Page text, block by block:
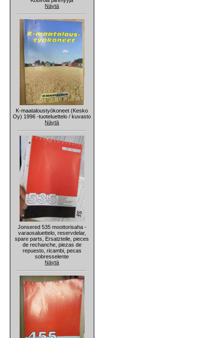
Näytä
K-maataloustyökoneet (Kesko
Oy) 1996 -tuoteluettelo / kuvasto
Näytä
Jonsered 535 moottorisaha -
varaosaluettelo, reservdelar,
spare parts, Ersatzteile, pieces
de rechanche, piezas de
repuesto, ricambi, pecas
sobresselente
Näytä